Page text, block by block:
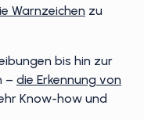
Warnzeichen zu
bis hin zur
– die Erkennung von
Know-how und